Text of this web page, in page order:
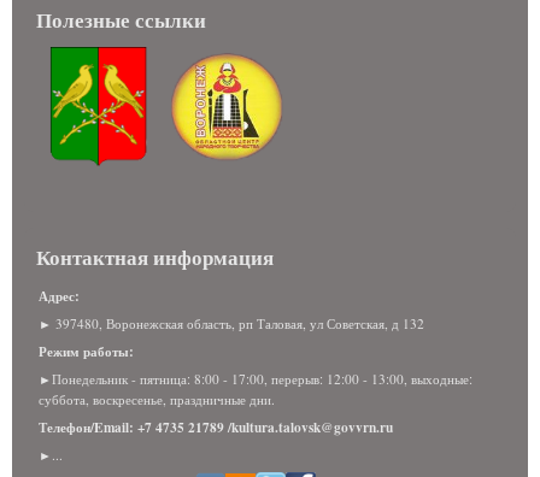
Полезные ссылки
Контактная информация
Адрес:
► 397480, Воронежская область, рп Таловая, ул Советская, д 132
Режим работы:
►Понедельник - пятница: 8:00 - 17:00, перерыв: 12:00 - 13:00, выходные:
суббота, воскресенье, праздничные дни.
Телефон/Email: +7 4735 21789 /kultura.talovsk@govvrn.ru
►...